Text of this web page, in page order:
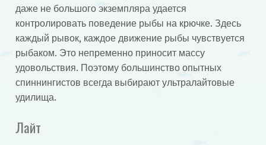
даже не большого экземпляра удается
контролировать поведение рыбы на крючке. Здесь
каждый рывок, каждое движение рыбы чувствуется
рыбаком. Это непременно приносит массу
удовольствия. Поэтому большинство опытных
спиннингистов всегда выбирают ультралайтовые
удилища.
Лайт